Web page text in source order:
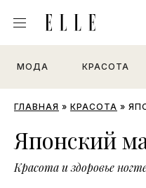
МОДА КРАСОТА
ГЛАВНАЯ » КРАСОТА »
Японский
Красота и здоровье